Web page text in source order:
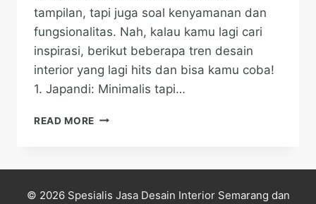
tampilan, tapi juga soal kenyamanan dan
fungsionalitas. Nah, kalau kamu lagi cari
inspirasi, berikut beberapa tren desain
interior yang lagi hits dan bisa kamu coba!
1. Japandi: Minimalis tapi…
READ MORE TREN
HITS:
© 2026 Spesialis Jasa Desain Interior Semarang dan